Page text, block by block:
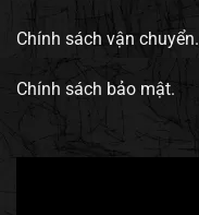
Chính sách vận chuyển.
Chính sách bảo mật.